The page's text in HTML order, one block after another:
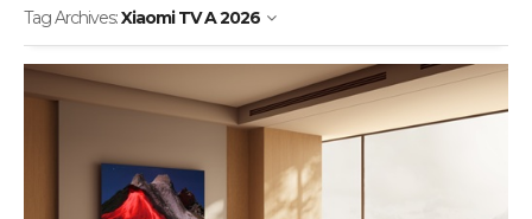
Tag Archives:Xiaomi TV A 2026